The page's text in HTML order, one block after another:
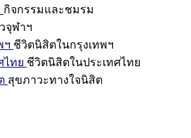
กิจกรรมและชมรม
จุฬาฯ
ฯ ชีวิตนิสิตในกรุงเทพฯ
ไทย ชีวิตนิสิตในประเทศไทย
สุขภาวะทางใจนิสิต